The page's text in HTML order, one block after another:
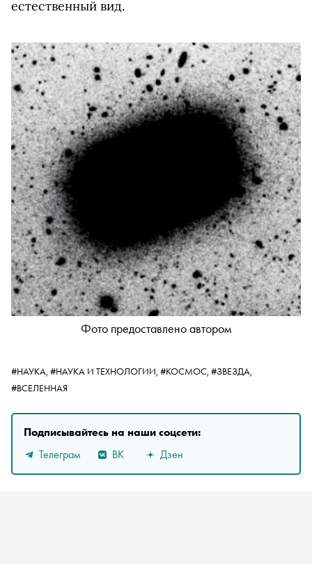
естественный вид.
Фото предоставлено автором
#НАУКА, #НАУКА И ТЕХНОЛОГИИ, #КОСМОС, #ЗВЕЗДА,
#ВСЕЛЕННАЯ
Подписывайтесь на наши соцсети:
Телеграм
ВК Дзен